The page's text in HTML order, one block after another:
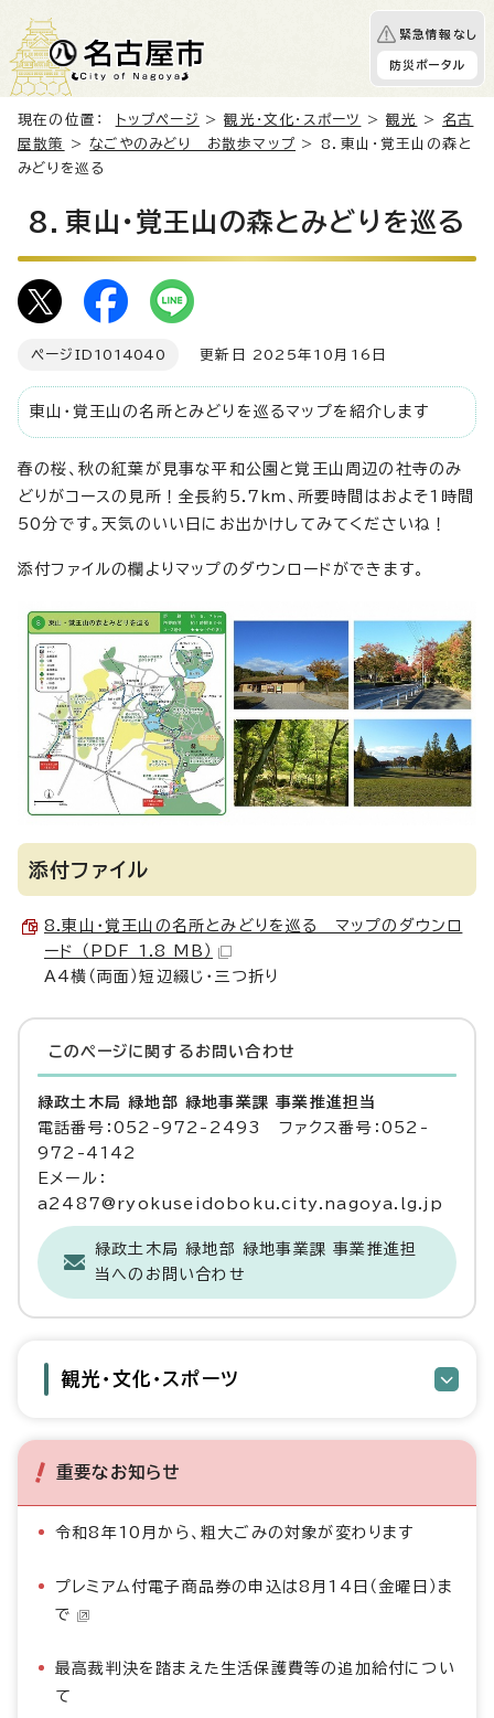
緊急情報なし
防災ポータル
現在の位置： トップページ >観光・文化・スポーツ >観光 > 名古
屋散策
>なごやのみどり お散歩マップ > 8．東山・覚王山の森と
みどりを巡る
8．東山・覚王山の森とみどりを巡る
ページID 1014040 更新日 2025年10月16日
東山・覚王山の名所とみどりを巡るマップを紹介します
春の桜、秋の紅葉が見事な平和公園と覚王山周辺の社寺のみ
どりがコースの見所！全長約5.7km、所要時間はおよそ1時間
50分です。天気のいい日にお出かけしてみてくださいね！
添付ファイルの欄よりマップのダウンロードができます。
添付ファイル
8.東山・覚王山の名所とみどりを巡る マップのダウンロ
ード （PDF 1.8 MB）
A4横（両面）短辺綴じ・三つ折り
このページに関する お問い合わせ
緑政土木局 緑地部 緑地事業課 事業推進担当
電話番号：052-972-2493 ファクス番号：052-
972-4142
Eメール：
a2487@ryokuseidoboku.city.nagoya.lg.jp
緑政土木局 緑地部 緑地事業課 事業推進担
当へのお問い合わせ
観光・文化・スポーツ
重要なお知らせ
令和8年10月から、粗大ごみの対象が変わります
プレミアム付電子商品券の申込は8月14日（金曜日）ま
で
最高裁判決を踏まえた生活保護費等の追加給付につい
て